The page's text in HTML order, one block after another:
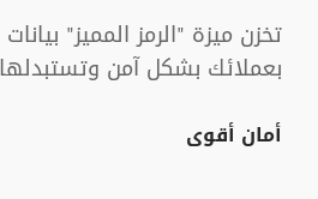
تخزن ميزة "الرمز المميز"
بعملائك بشكل آمن
أمان أقوى